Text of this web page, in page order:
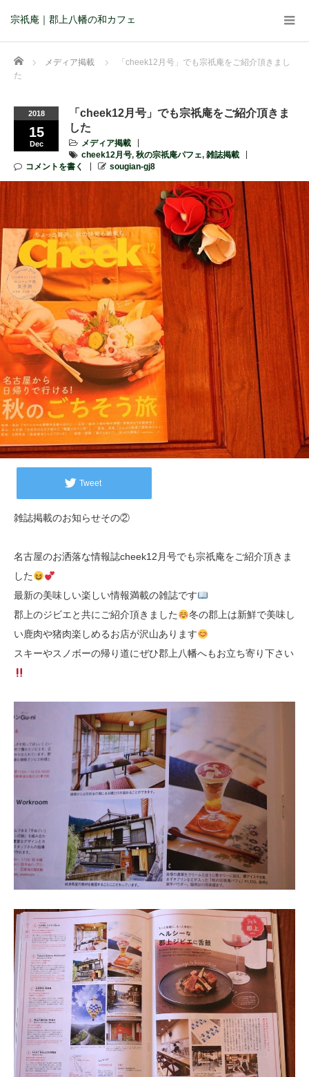
宗祇庵｜郡上八幡の和カフェ
Home メディア掲載
「cheek12月号」でも宗祇庵をご紹介頂きまし
た
2018
15
Dec
「cheek12月号」でも宗祇庵をご紹介頂きま
した
メディア掲載
cheek12月号, 秋の宗祇庵パフェ, 雑誌掲載
コメントを書く
sougian-gj8
Tweet
雑誌掲載のお知らせその②
名古屋のお洒落な情報誌cheek12月号でも宗祇庵をご紹介頂きま
した
最新の美味しい楽しい情報満載の雑誌です
郡上のジビエと共にご紹介頂きました
冬の郡上は新鮮で美味し
い鹿肉や猪肉楽しめるお店が沢山あります
スキーやスノボーの帰り道にぜひ郡上八幡へもお立ち寄り下さい